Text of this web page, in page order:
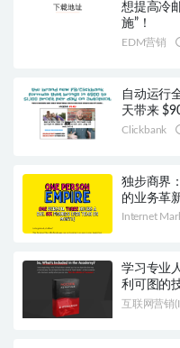
想提高冷
施”！
EDM营销
自动运行
天带来
在疯狂地
Clickbank
独步商界
的业务革
Internet
学习专业
利可图的
互联网营销